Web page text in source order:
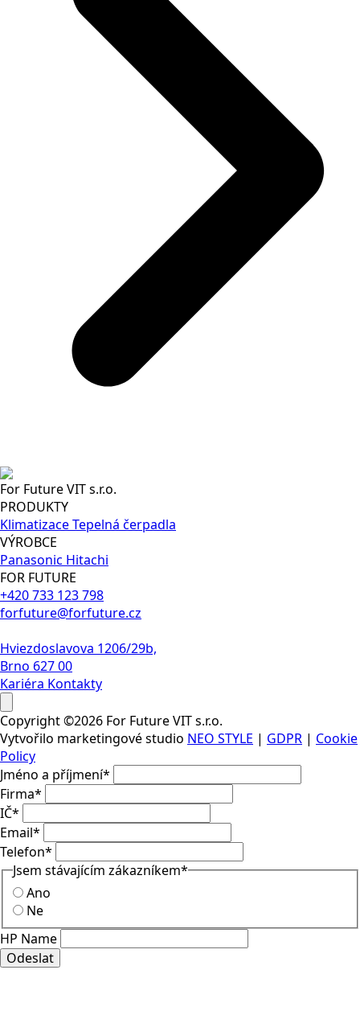
For Future VIT s.r.o.
PRODUKTY
KlimatizaceTepelná čerpadla
VÝROBCE
Panasonic Hitachi
FOR FUTURE
+420 733 123 798
forfuture@forfuture.cz
Hviezdoslavova 1206/29b,
Brno 627 00
Kariéra Kontakty
Copyright ©2026 For Future VIT s.r.o.
Vytvořilo marketingové studio NEO STYLE | GDPR | Cookie
Policy
Jméno a příjmení*
Firma*
IČ*
Email*
Telefon*
Jsem stávajícím zákazníkem*
Ano
Ne
HP Name
Odeslat